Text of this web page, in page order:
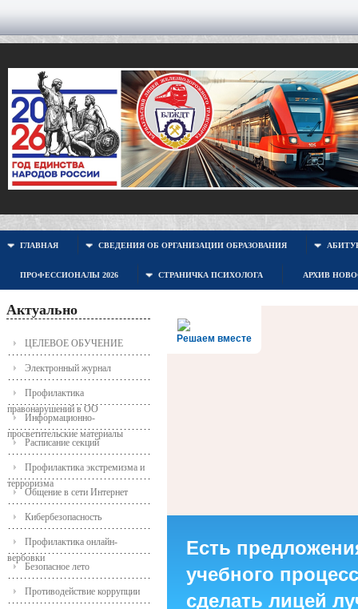
ГЛАВНАЯ СВЕДЕНИЯ ОБ ОРГАНИЗАЦИИ ОБРАЗОВАНИЯ
ПРОФЕССИОНАЛЫ 2026 СТРАНИЧКА ПСИХОЛОГА АРХИВ
Актуально
ЦЕЛЕВОЕ ОБУЧЕНИЕ
Электронный журнал
Профилактика
правонарушений в ОО
Информационно-
просветительские материалы
Расписание секций
Профилактика экстремизма и
терроризма
Общение в сети Интернет
Кибербезопасность
Профилактика онлайн-
вербовки
Безопасное лето
Противодействие коррупции
Решаем вместе
Есть
учебного
сделать лицей